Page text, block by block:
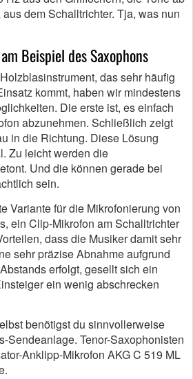
dem Schalltrichter. Tja, was nun
Beispiel des Saxophons
das sehr häufig
kommt, haben wir mindestens
Die erste ist, es einfach
abzunehmen. Schließlich zeigt
in die Richtung. Diese Lösung
Zu leicht werden die
Und die können gerade bei
sein.
Variante für die Mikrofonierung von
ein Clip-Mikrofon am Schalltrichter
dass die Musiker damit sehr
sehr präzise Abnahme aufgrund
erfolgt, gesellt sich ein
ein wenig abschrecken
benötigst du sinnvollerweise
Sendeanlage. Tenor-Saxophonisten
Anklipp-Mikrofon AKG C 519 ML